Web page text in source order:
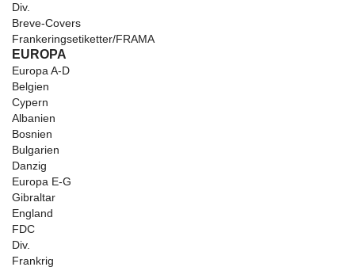
Div.
Breve-Covers
Frankeringsetiketter/FRAMA
EUROPA
Europa A-D
Belgien
Cypern
Albanien
Bosnien
Bulgarien
Danzig
Europa E-G
Gibraltar
England
FDC
Div.
Frankrig